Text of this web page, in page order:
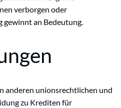
verborgen oder
an Bedeutung.
anderen unionsrechtlichen und
zu Krediten für